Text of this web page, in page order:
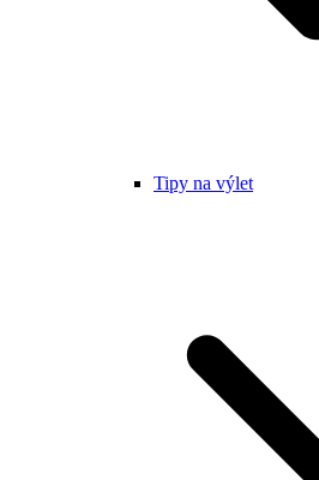
Tipy na výlet